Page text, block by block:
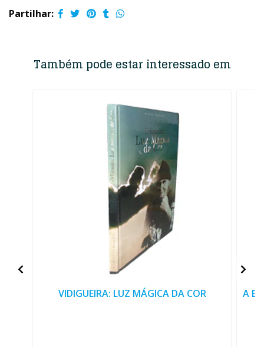
Partilhar:
Também pode estar interessado em
VIDIGUEIRA: LUZ MÁGICA DA COR A